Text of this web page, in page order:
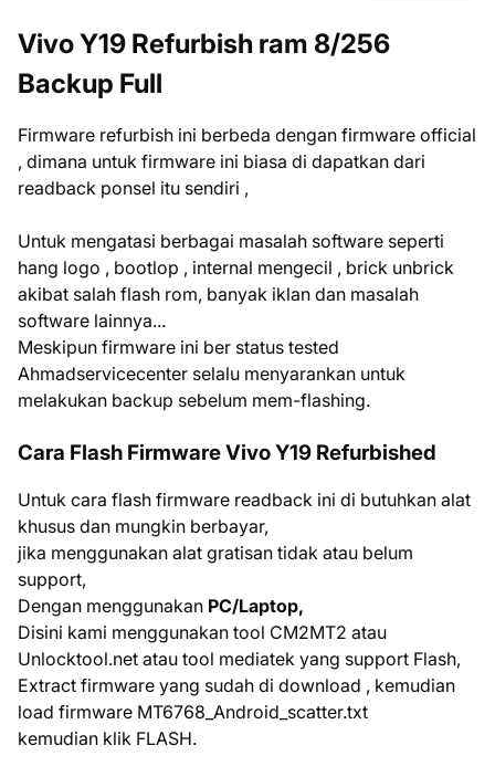
Vivo Y19 Refurbish ram 8/256
Backup Full
Firmware refurbish ini berbeda dengan firmware official
, dimana untuk firmware ini biasa di dapatkan dari
readback ponsel itu sendiri ,
Untuk mengatasi berbagai masalah software seperti
hang logo , bootlop , internal mengecil , brick unbrick
akibat salah flash rom, banyak iklan dan masalah
software lainnya...
Meskipun firmware ini ber status tested
Ahmadservicecenter selalu menyarankan untuk
melakukan backup sebelum mem-flashing.
Cara Flash Firmware Vivo Y19 Refurbished
Untuk cara flash firmware readback ini di butuhkan alat
khusus dan mungkin berbayar,
jika menggunakan alat gratisan tidak atau belum
support,
Dengan menggunakan PC/Laptop,
Disini kami menggunakan tool CM2MT2 atau
Unlocktool.net atau tool mediatek yang support Flash,
Extract firmware yang sudah di download , kemudian
load firmware MT6768_Android_scatter.txt
kemudian klik FLASH.